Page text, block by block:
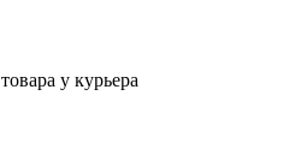
у курьера